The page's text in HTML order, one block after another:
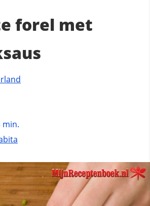
forel met
min.